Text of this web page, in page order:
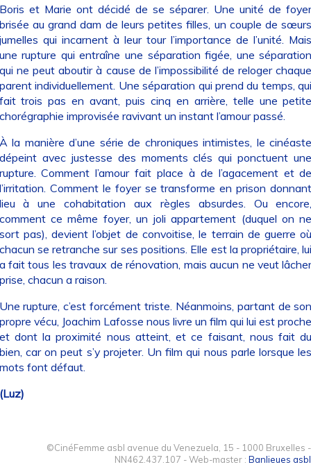
et Marie ont décidé de se séparer. Une unité de
au grand dam de leurs petites filles, un couple de
qui incarnent à leur tour l’importance de l’unité.
rupture qui entraîne une séparation figée, une
ne peut aboutir à cause de l’impossibilité de reloger
individuellement. Une séparation qui prend du temps,
trois pas en avant, puis cinq en arrière, telle une
improvisée ravivant un instant l’amour passé.
la manière d’une série de chroniques intimistes, le
avec justesse des moments clés qui ponctuent
Comment l’amour fait place à de l’agacement et
Comment le foyer se transforme en prison
à une cohabitation aux règles absurdes. Ou
ce même foyer, un joli appartement (duquel on
pas), devient l’objet de convoitise, le terrain de guerre
se retranche sur ses positions. Elle est la propriétaire,
fait tous les travaux de rénovation, mais aucun ne veut
chacun a raison.
rupture, c’est forcément triste. Néanmoins, partant de
vécu, Joachim Lafosse nous livre un film qui lui est
dont la proximité nous atteint, et ce faisant, nous fait
car on peut s’y projeter. Un film qui nous parle lorsque
font défaut.
©CinéFemme asbl avenue du Venezuela, 15 - 1000 Bruxelles -
NN462.437.107 - Web-master : Banlieues asbl